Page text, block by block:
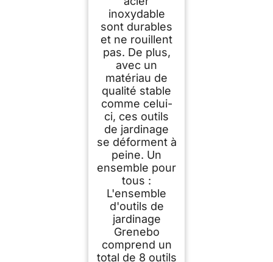
inoxydable
sont durables
et ne rouillent
pas. De plus,
avec un
matériau de
qualité stable
comme celui-
ci, ces outils
de jardinage
se déforment à
peine. Un
ensemble pour
tous :
L'ensemble
d'outils de
jardinage
Grenebo
comprend un
total de 8 outils